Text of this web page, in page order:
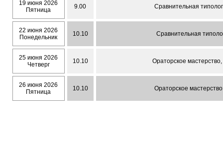
19 июня 2026
Пятница
9.00 Сравнительная
22 июня 2026
Понедельник
10.10 Сравнительная
25 июня 2026
Четверг
10.10 Ораторское
26 июня 2026
Пятница
10.10 Ораторское